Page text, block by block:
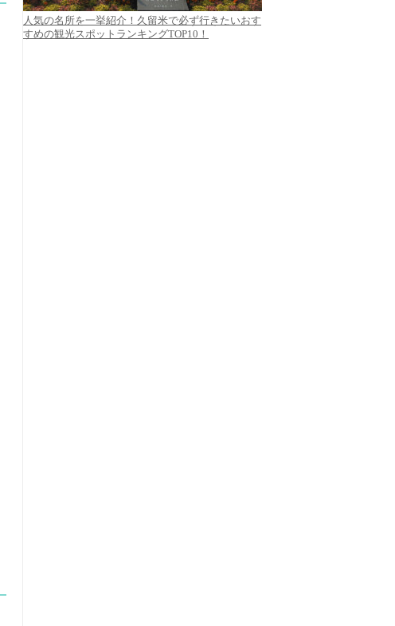
人気の名所を一挙紹介！久留米で必ず行きたいおす
すめの観光スポットランキングTOP10！